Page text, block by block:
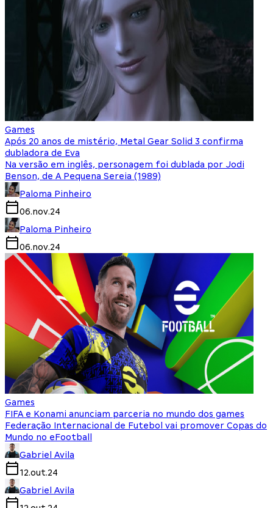
Games
Após 20 anos de mistério, Metal Gear Solid 3 confirma
dubladora de Eva
Na versão em inglês, personagem foi dublada por Jodi
Benson, de A Pequena Sereia (1989)
Paloma Pinheiro
06.nov.24
Paloma Pinheiro
06.nov.24
Games
FIFA e Konami anunciam parceria no mundo dos games
Federação Internacional de Futebol vai promover Copas do
Mundo no eFootball
Gabriel Avila
12.out.24
Gabriel Avila